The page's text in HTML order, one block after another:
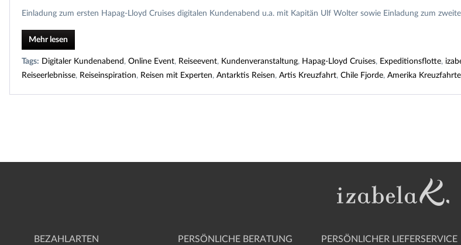
Einladung zum ersten Hapag-Lloyd Cruises digitalen Kundenabend u.a. mit Kapitän Ulf Wolter sowie Einladung zum
Mehr lesen
Tags: Digitaler Kundenabend , Online Event, Reiseevent, Kundenveranstaltung, Hapag-Lloyd Cruises, Expeditionsflotte,
Reiseerlebnisse, Reiseinspiration, Reisen mit Experten, Antarktis Reisen, Artis Kreuzfahrt, Chile Fjorde, Amerika
BEZAHLARTEN PERSÖNLICHE BERATUNG PERSÖNLICHER LIEFERSERVICE